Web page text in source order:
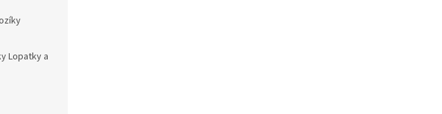
Lopatky a